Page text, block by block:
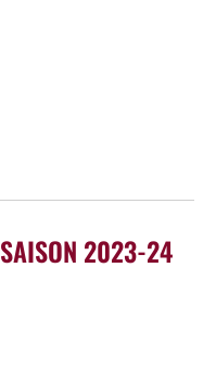
SAISON 2023-24